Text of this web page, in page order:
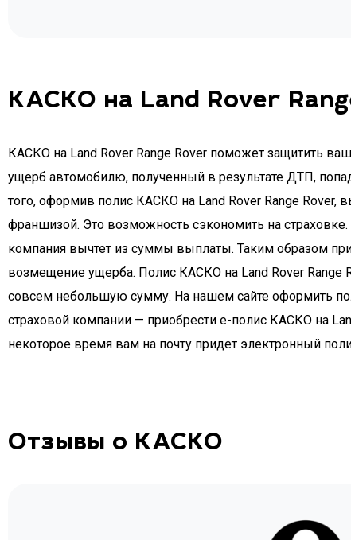
КАСКО на Land Rover
КАСКО на Land Rover Range Rover поможет защитить
ущерб автомобилю, полученный в результате ДТП,
того, оформив полис КАСКО на Land Rover Range Rover,
франшизой. Это возможность сэкономить на
компания вычтет из суммы выплаты. Таким образом
возмещение ущерба. Полис КАСКО на Land Rover Range
совсем небольшую сумму. На нашем сайте оформить
страховой компании — приобрести e-полис КАСКО на
некоторое время вам на почту придет электронный
Отзывы о КАСКО